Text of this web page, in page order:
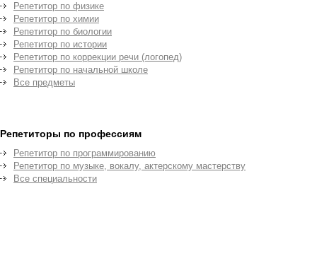
Репетитор по физике
Репетитор по химии
Репетитор по биологии
Репетитор по истории
Репетитор по коррекции речи (логопед)
Репетитор по начальной школе
Все предметы
Репетиторы по профессиям
Репетитор по программированию
Репетитор по музыке, вокалу, актерскому мастерству
Все специальности